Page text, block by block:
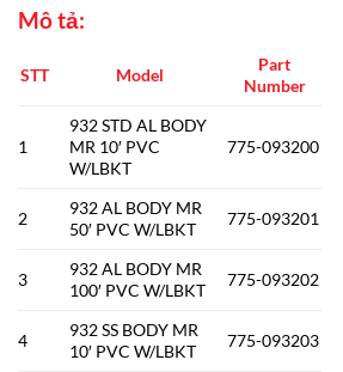
Mô tả:
STT Model
Part
Number
1
932 STD AL BODY
MR 10′ PVC
W/LBKT
775-093200
2
932 AL BODY MR
50′ PVC W/LBKT
775-093201
3
932 AL BODY MR
100′ PVC W/LBKT
775-093202
4
932 SS BODY MR
10′ PVC W/LBKT
775-093203